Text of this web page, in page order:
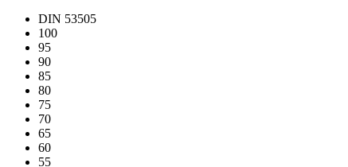
DIN 53505
100
95
90
85
80
75
70
65
60
55